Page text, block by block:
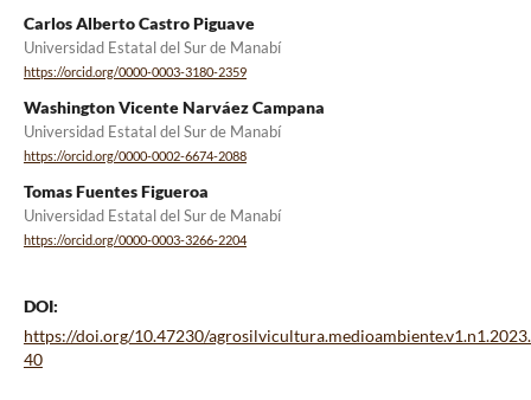
Carlos Alberto Castro Piguave
Universidad Estatal del Sur de Manabí
https://orcid.org/0000-0003-3180-2359
Washington Vicente Narváez Campana
Universidad Estatal del Sur de Manabí
https://orcid.org/0000-0002-6674-2088
Tomas Fuentes Figueroa
Universidad Estatal del Sur de Manabí
https://orcid.org/0000-0003-3266-2204
DOI:
https://doi.org/10.47230/
40